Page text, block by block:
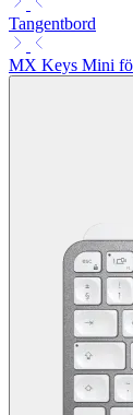
Tangentbord
MX Keys Mini